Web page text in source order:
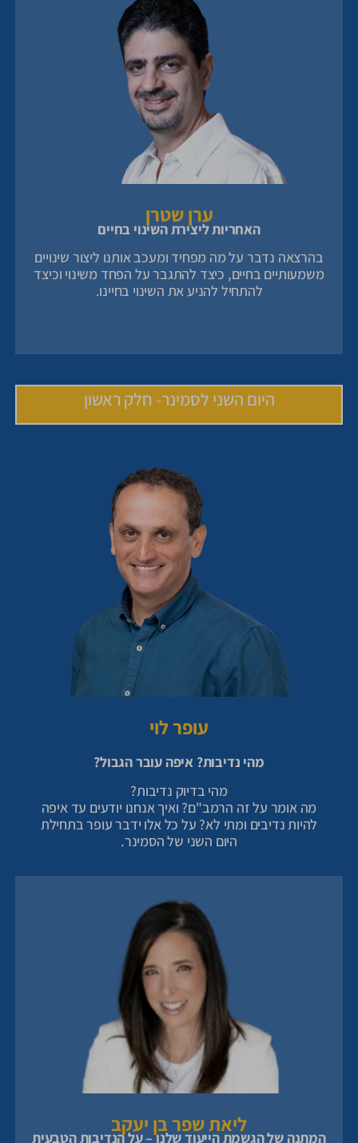
ערן שטרן
האחריות ליצירת השינוי בחיים
בהרצאה נדבר על מה מפחיד ומעכב אותנו ליצור שינויים
משמעותיים בחיים, כיצד להתגבר על הפחד משינוי וכיצד
להתחיל להניע את השינוי בחיינו.
היום השני לסמינר- חלק ראשון
עופר לוי
מהי נדיבות? איפה עובר הגבול?
מהי בדיוק נדיבות?
מה אומר על זה הרמב"ם? ואיך אנחנו יודעים עד איפה
להיות נדיבים ומתי לא? על כל אלו ידבר עופר בתחילת
היום השני של הסמינר.
ליאת שפר בן יעקב
המתנה של הגשמת הייעוד שלנו – על הנדיבות הטבעית